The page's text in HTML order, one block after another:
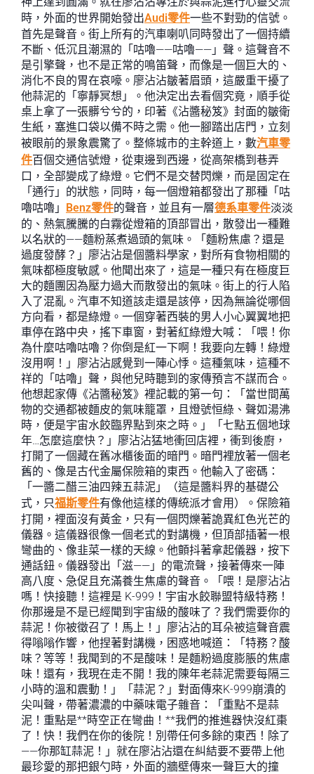
時，外面的世界開始發出Audi零件一些不對勁的信號。
首先是聲音。街上所有的汽車喇叭同時發出了一個持續
不斷、低沉且潮濕的「咕嚕——咕嚕——」聲。這聲音不
是引擎聲，也不是正常的鳴笛聲，而像是一個巨大的、
消化不良的胃在哀嚎。廖沾沾皺著眉頭，這嚴重干擾了
他蒜泥的「寧靜冥想」。他決定出去看個究竟，順手從
桌上拿了一張髒兮兮的，印著《沾醬秘笈》封面的皺衛
生紙，塞進口袋以備不時之需。他一腳踏出店門，立刻
被眼前的景象震驚了。整條城市的主幹道上，數汽車零
件百個交通信號燈，從東邊到西邊，從高架橋到巷弄
口，全部變成了綠燈。它們不是交替閃爍，而是固定在
「通行」的狀態，同時，每一個燈箱都發出了那種「咕
嚕咕嚕」 Benz零件的聲音，並且有一層德系車零件淡淡
的、熱氣騰騰的白霧從燈箱的頂部冒出，散發出一種難
以名狀的——麵粉蒸煮過頭的氣味。「麵粉焦慮？還是
過度發酵？」廖沾沾是個醬料學家，對所有食物相關的
氣味都極度敏感。他聞出來了，這是一種只有在極度巨
大的麵團因為壓力過大而散發出的氣味。街上的行人陷
入了混亂。汽車不知道該走還是該停，因為無論從哪個
方向看，都是綠燈。一個穿著西裝的男人小心翼翼地把
車停在路中央，搖下車窗，對著紅綠燈大喊：「喂！你
為什麼咕嚕咕嚕？你倒是紅一下啊！我要向左轉！綠燈
沒用啊！」廖沾沾感覺到一陣心悸。這種氣味，這種不
祥的「咕嚕」聲，與他兒時聽到的家傳預言不謀而合。
他想起家傳《沾醬秘笈》裡記載的第一句：「當世間萬
物的交通都被麵皮的氣味籠罩，且燈號恒綠、聲如湯沸
時，便是宇宙水餃臨界點到來之時。」「七點五個地球
年…怎麼這麼快？」廖沾沾猛地衝回店裡，衝到後廚，
打開了一個藏在舊冰櫃後面的暗門。暗門裡放著一個老
舊的、像是古代金屬保險箱的東西。他輸入了密碼：
「一醬二醋三油四辣五蒜泥」（這是醬料界的基礎公
式，只福斯零件有像他這樣的傳統派才會用）。保險箱
打開，裡面沒有黃金，只有一個閃爍著詭異紅色光芒的
儀器。這儀器很像一個老式的對講機，但頂部插著一根
彎曲的、像韭菜一樣的天線。他顫抖著拿起儀器，按下
通話鈕。儀器發出「滋——」的電流聲，接著傳來一陣
高八度、急促且充滿養生焦慮的聲音。「喂！是廖沾沾
嗎！快接聽！這裡是 K-999！宇宙水餃聯盟特級特務！
你那邊是不是已經聞到宇宙級的酸味了？我們需要你的
蒜泥！你被徵召了！馬上！」廖沾沾的耳朵被這聲音震
得嗡嗡作響，他捏著對講機，困惑地喊道：「特務？酸
味？等等！我聞到的不是酸味！是麵粉過度膨脹的焦慮
味！還有，我現在走不開！我的陳年老蒜泥需要每隔三
小時的溫和震動！」「蒜泥？」對面傳來K-999崩潰的
尖叫聲，帶著濃濃的中藥味電子雜音：「重點不是蒜
泥！重點是**時空正在彎曲！**我們的推進器快沒紅棗
了！快！我們在你的後院！別帶任何多餘的東西！除了
——你那缸蒜泥！」就在廖沾沾還在糾結要不要帶上他
最珍愛的那把銀勺時，外面的牆壁傳來一聲巨大的撞